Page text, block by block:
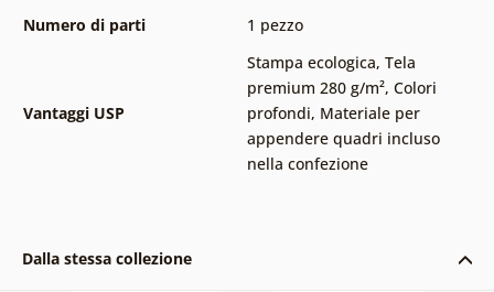
Numero di parti
1 pezzo
Vantaggi USP
Stampa ecologica, Tela
premium 280 g/m², Colori
profondi, Materiale per
appendere quadri incluso
nella confezione
Dalla stessa collezione